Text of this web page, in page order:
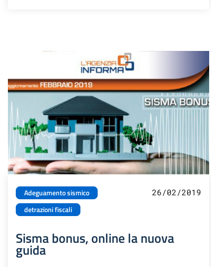
Adeguamento sismico
detrazioni fiscali
26/02/2019
Sisma bonus, online la nuova
guida